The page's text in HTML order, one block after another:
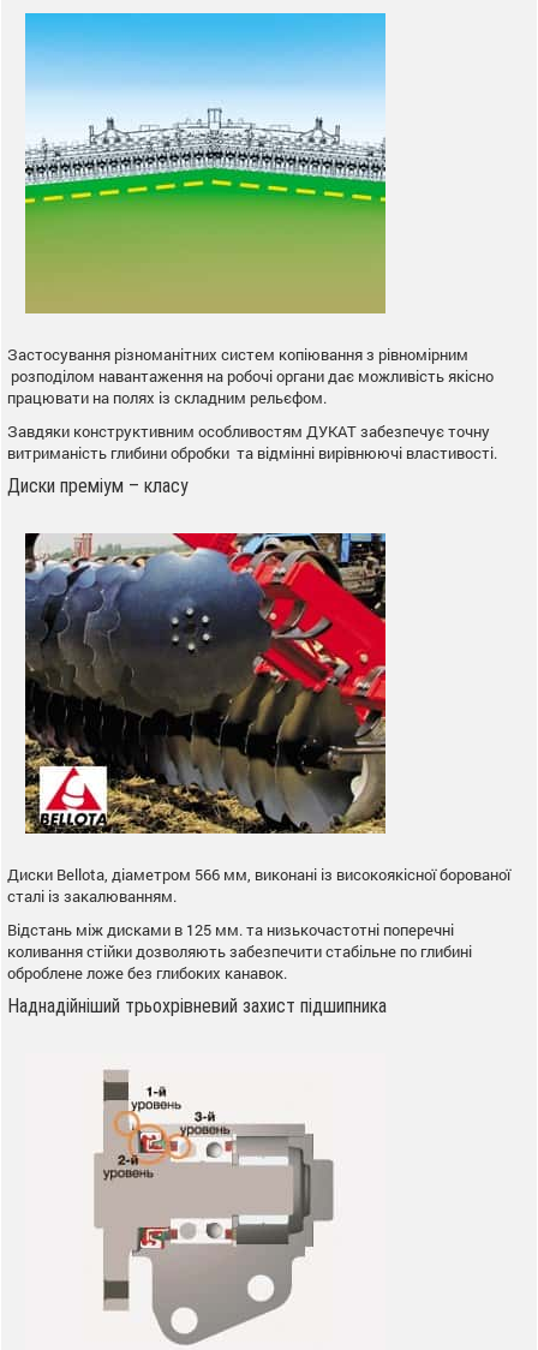
Застосування різноманітних систем копіювання з рівномірним
розподілом навантаження на робочі органи дає можливість якісно
працювати на полях із складним рельєфом.
Завдяки конструктивним особливостям ДУКАТ забезпечує точну
витриманість глибини обробки та відмінні вирівнюючі властивості.
Диски преміум – класу
Диски Веllota, діаметром 566 мм, виконані із високоякісної борованої
сталі із закалюванням.
Відстань між дисками в 125 мм. та низькочастотні поперечні
коливання стійки дозволяють забезпечити стабільне по глибині
оброблене ложе без глибоких канавок.
Наднадійніший трьохрівневий захист підшипника